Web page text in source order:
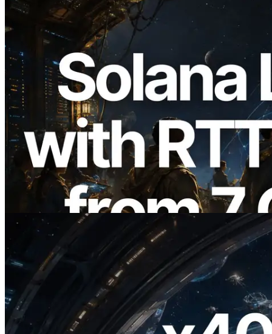
2026.08.05
ERPC ขยาย Solana Leader Slot API ด้วย
การวัด Ping จาก 7 Region ทั่วโลก พร้อม
เปิดตัว Validators Information API